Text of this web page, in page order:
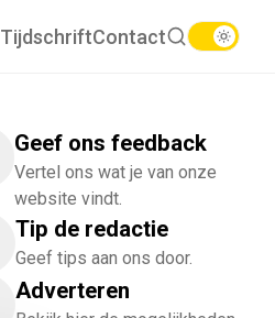
TijdschriftContact
Geef ons feedback
Vertel ons wat je van onze
website vindt.
Tip de redactie
Geef tips aan ons door.
Adverteren